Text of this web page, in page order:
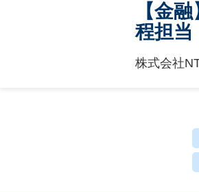
【金
程担当
株式会社